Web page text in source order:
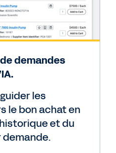
demandes
les
le bon achat en
et du